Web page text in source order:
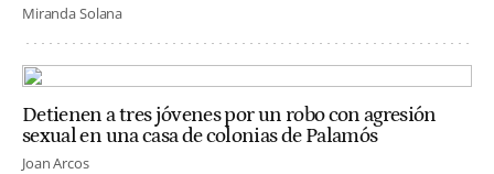
Miranda Solana
Detienen a tres jóvenes por un robo con agresión
sexual en una casa de colonias de Palamós
Joan Arcos